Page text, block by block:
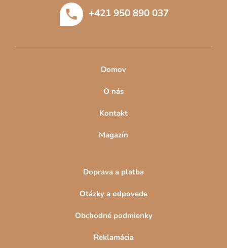
+421 950 890 037
Domov
O nás
Kontakt
Magazín
Doprava a platba
Otázky a odpovede
Obchodné podmienky
Reklamácia